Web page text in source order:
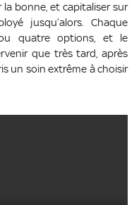
bonne, et capitaliser sur
jusqu’alors. Chaque
quatre options, et le
que très tard, après
un soin extrême à choisir